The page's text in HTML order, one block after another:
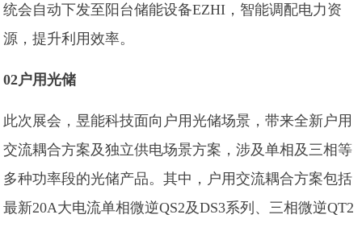
统会自动下发至阳台储能设备EZHI，智能调配电力资
源，提升利用效率。
02户用光储
此次展会，昱能科技面向户用光储场景，带来全新户用
交流耦合方案及独立供电场景方案，涉及单相及三相等
多种功率段的光储产品。其中，户用交流耦合方案包括
最新20A大电流单相微逆QS2及DS3系列、三相微逆QT2